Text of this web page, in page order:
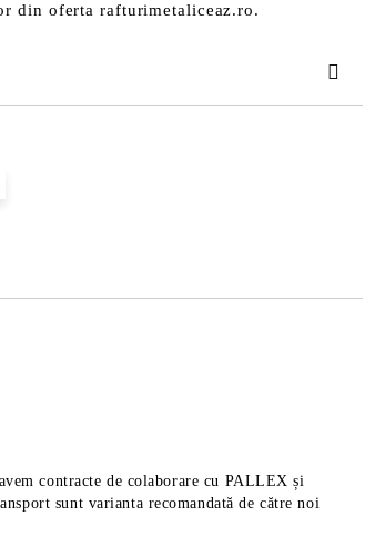
din oferta rafturimetaliceaz.ro.
contracte de colaborare cu PALLEX și
sunt varianta recomandată de către noi